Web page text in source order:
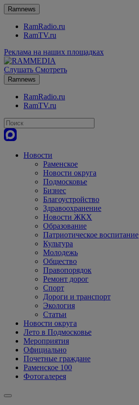
Ramnews
RamRadio.ru
RamTV.ru
Реклама на наших площадках
Слушать Смотреть
Ramnews
RamRadio.ru
RamTV.ru
Новости
Раменское
Новости округа
Подмосковье
Бизнес
Благоустройство
Здравоохранение
Новости ЖКХ
Образование
Патриотическое воспитание
Культура
Молодежь
Общество
Правопорядок
Ремонт дорог
Спорт
Дороги и транспорт
Экология
Статьи
Новости округа
Лето в Подмосковье
Мероприятия
Официально
Почетные граждане
Раменское 100
Фотогалерея